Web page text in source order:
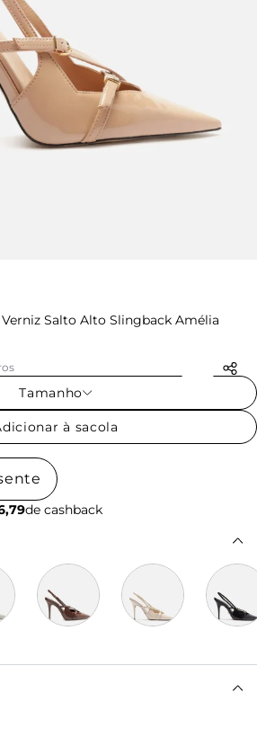
Salto Alto Slingback Amélia
Tamanho
à sacola
de cashback